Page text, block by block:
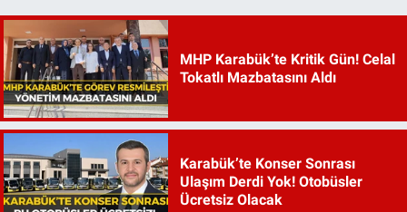
MHP Karabük’te Kritik Gün! Celal
Tokatlı Mazbatasını Aldı
Karabük’te Konser Sonrası
Ulaşım Derdi Yok! Otobüsler
Ücretsiz Olacak